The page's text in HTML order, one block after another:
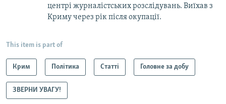
центрі журналістських розслідувань. Виїхав з
Криму через рік після окупації.
This item is part of
Крим Політика Статті Головне за добу
ЗВЕРНИ УВАГУ!